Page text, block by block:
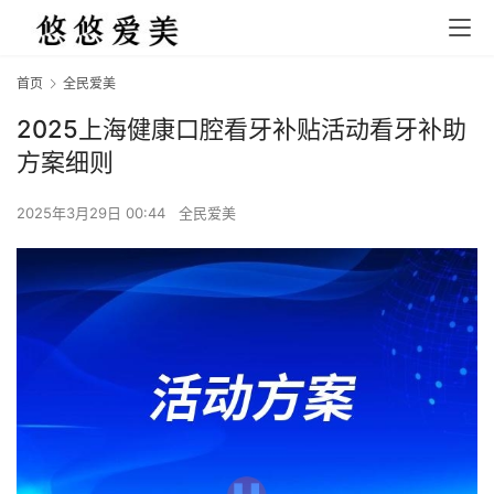
首页 全民爱美
2025上海健康口腔看牙补贴活动看牙补助
方案细则
2025年3月29日 00:44 全民爱美